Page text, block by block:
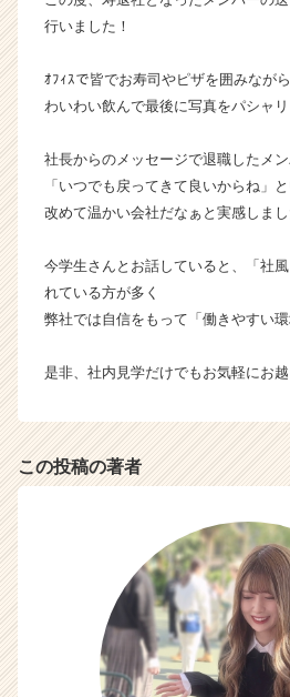
業
ス
カ
ト
届
く
活
イ
ア
e
e
r
C
a
r
e
行いました！
ｵﾌｨｽで皆でお寿司やピザを囲みながら
わいわい飲んで最後に写真をパシャリ
社長からのメッセージで退職したメ
「いつでも戻ってきて良いからね」
改めて温かい会社だなぁと実感しまし
今学生さんとお話していると、「社
れている方が多く
弊社では自信をもって「働きやすい
是非、社内見学だけでもお気軽にお
この投稿の著者